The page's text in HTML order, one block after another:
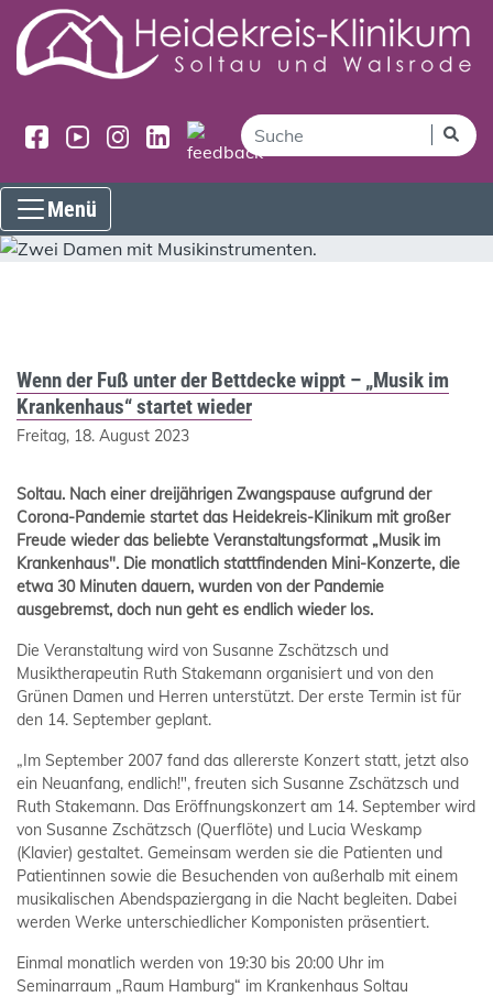
Menü
Wenn der Fuß unter der Bettdecke wippt – „Musik im
Krankenhaus“ startet wieder
Freitag, 18. August 2023
Soltau. Nach einer dreijährigen Zwangspause aufgrund der
Corona-Pandemie startet das Heidekreis-Klinikum mit großer
Freude wieder das beliebte Veranstaltungsformat „Musik im
Krankenhaus". Die monatlich stattfindenden Mini-Konzerte, die
etwa 30 Minuten dauern, wurden von der Pandemie
ausgebremst, doch nun geht es endlich wieder los.
Die Veranstaltung wird von Susanne Zschätzsch und
Musiktherapeutin Ruth Stakemann organisiert und von den
Grünen Damen und Herren unterstützt. Der erste Termin ist für
den 14. September geplant.
„Im September 2007 fand das allererste Konzert statt, jetzt also
ein Neuanfang, endlich!", freuten sich Susanne Zschätzsch und
Ruth Stakemann. Das Eröffnungskonzert am 14. September wird
von Susanne Zschätzsch (Querflöte) und Lucia Weskamp
(Klavier) gestaltet. Gemeinsam werden sie die Patienten und
Patientinnen sowie die Besuchenden von außerhalb mit einem
musikalischen Abendspaziergang in die Nacht begleiten. Dabei
werden Werke unterschiedlicher Komponisten präsentiert.
Einmal monatlich werden von 19:30 bis 20:00 Uhr im
Seminarraum „Raum Hamburg“ im Krankenhaus Soltau